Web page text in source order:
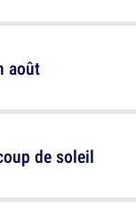
août
de soleil